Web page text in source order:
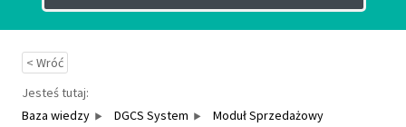
< Wróć
Jesteś tutaj:
Baza wiedzy
DGCS System
Moduł Sprzedażowy